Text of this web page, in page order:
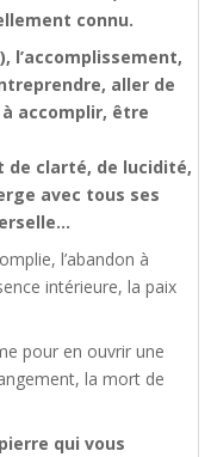
connu.
l’accomplissement,
aller de
accomplir, être
de clarté, de lucidité,
avec tous ses
l’abandon à
intérieure, la paix
pour en ouvrir une
la mort de
qui vous